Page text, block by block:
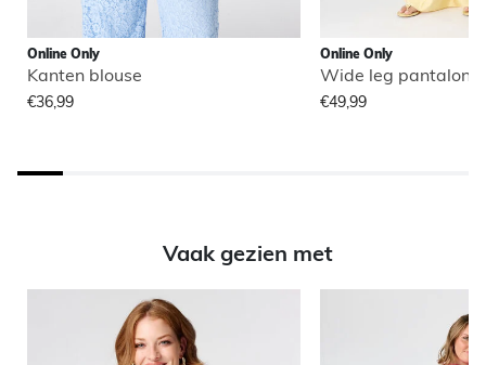
Online Only
Kanten blouse
€36,99
Online Only
Wide leg pantalon
€49,99
Vaak gezien met